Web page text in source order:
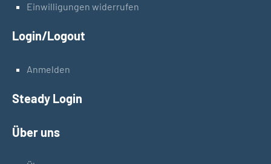
Einwilligungen widerrufen
Login/Logout
Anmelden
Steady Login
Über uns